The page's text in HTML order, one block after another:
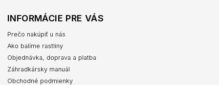
INFORMÁCIE PRE VÁS
Prečo nakúpiť u nás
Ako balíme rastliny
Objednávka, doprava a platba
Záhradkársky manuál
Obchodné podmienky